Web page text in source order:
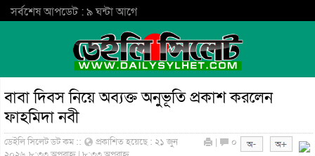
সর্বশেষ আপডেট : ৯ ঘন্টা আগে
বাবা দিবস নিয়ে অব্যক্ত অনুভূতি প্রকাশ করলেন
ফাহমিদা নবী
ডেইলি সিলেট ডট কম ::
প্রকাশিত হয়েছে : ২১ জুন
| ০